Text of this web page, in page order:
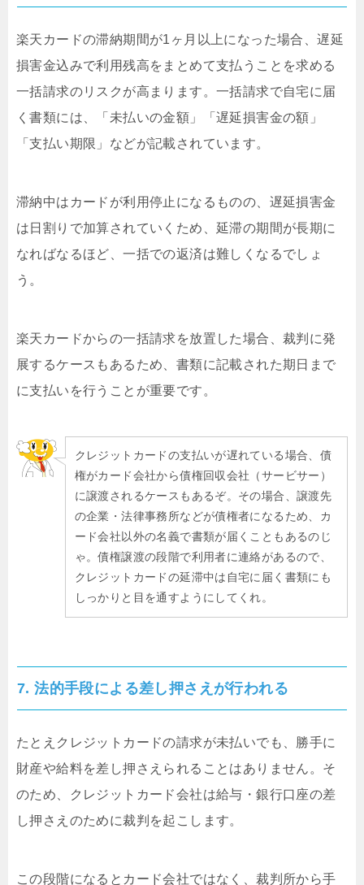
楽天カードの滞納期間が1ヶ月以上になった場合、遅延
損害金込みで利用残高をまとめて支払うことを求める
一括請求のリスクが高まります。一括請求で自宅に届
く書類には、「未払いの金額」「遅延損害金の額」
「支払い期限」などが記載されています。
滞納中はカードが利用停止になるものの、遅延損害金
は日割りで加算されていくため、延滞の期間が長期に
なればなるほど、一括での返済は難しくなるでしょ
う。
楽天カードからの一括請求を放置した場合、裁判に発
展するケースもあるため、書類に記載された期日まで
に支払いを行うことが重要です。
クレジットカードの支払いが遅れている場合、債
権がカード会社から債権回収会社（サービサー）
に譲渡されるケースもあるぞ。その場合、譲渡先
の企業・法律事務所などが債権者になるため、カ
ード会社以外の名義で書類が届くこともあるのじ
ゃ。債権譲渡の段階で利用者に連絡があるので、
クレジットカードの延滞中は自宅に届く書類にも
しっかりと目を通すようにしてくれ。
7. 法的手段による差し押さえが行われる
たとえクレジットカードの請求が未払いでも、勝手に
財産や給料を差し押さえられることはありません。そ
のため、クレジットカード会社は給与・銀行口座の差
し押さえのために裁判を起こします。
この段階になるとカード会社ではなく、裁判所から手